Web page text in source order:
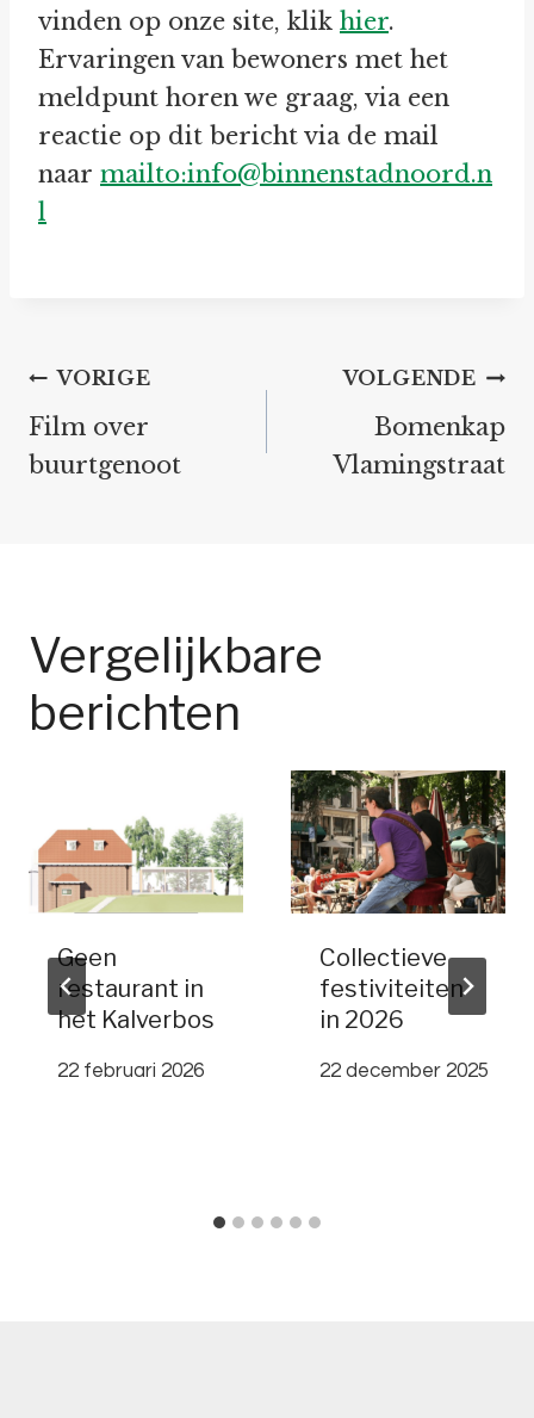
vinden op onze site, klik hier.
Ervaringen van bewoners met het
meldpunt horen we graag, via een
reactie op dit bericht via de mail
naar mailto:info@binnenstadnoord.n
l
Bericht
navigatie
VORIGE
Film over
buurtgenoot
VOLGENDE
Bomenkap
Vlamingstraat
Vergelijkbare
berichten
Geen
restaurant in
het Kalverbos
22 februari 2026
Collectieve
festiviteiten
in 2026
22 december 2025